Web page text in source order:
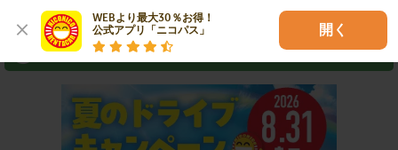
WEBより最大30％お得！
公式アプリ「ニコパス」
開く
⇒ アプリなら最短3分スピード出発！
おすすめコンテンツ